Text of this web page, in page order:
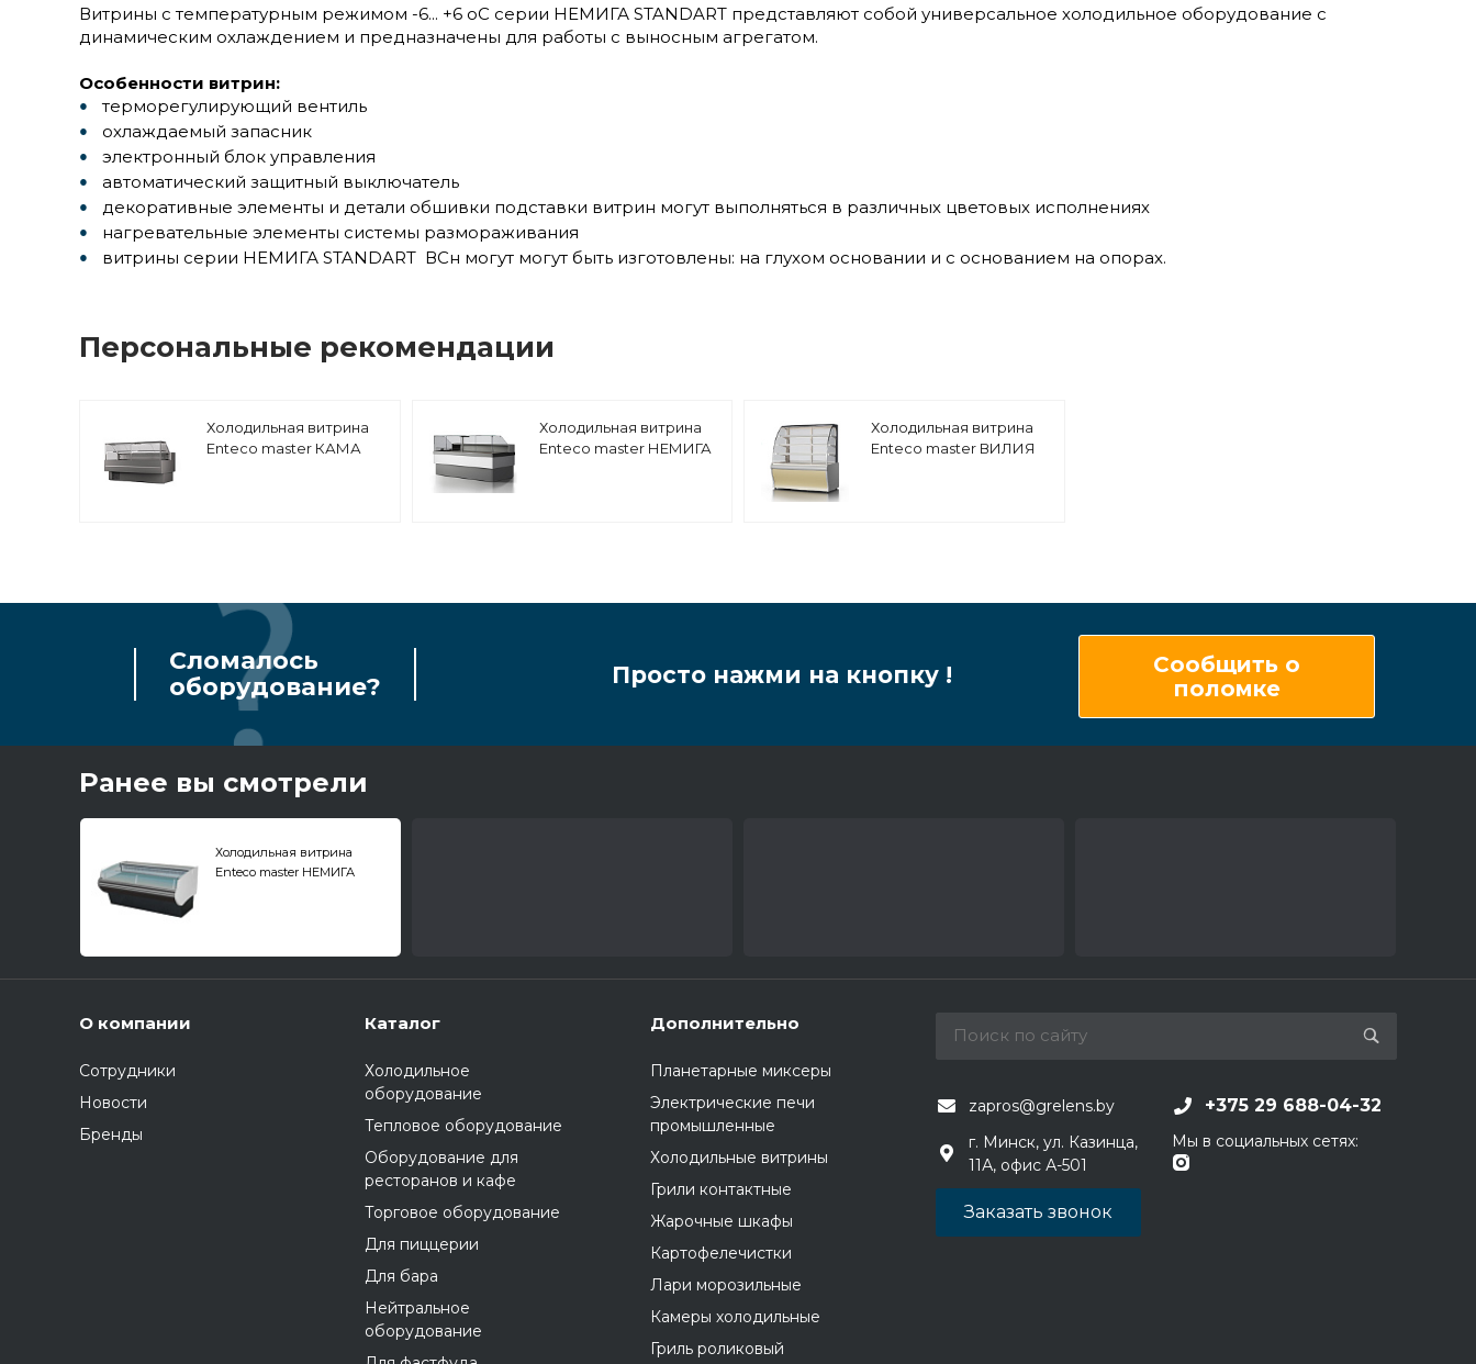
Витрины с температурным режимом -6... +6 оС серии НЕМИГА STANDART представляют собой универсальное холодильное оборудование с
динамическим охлаждением и предназначены для работы с выносным агрегатом.
Особенности витрин:
терморегулирующий вентиль
охлаждаемый запасник
электронный блок управления
автоматический защитный выключатель
декоративные элементы и детали обшивки подставки витрин могут выполняться в различных цветовых исполнениях
нагревательные элементы системы размораживания
витрины серии НЕМИГА STANDART ВСн могут могут быть изготовлены: на глухом основании и с основанием на опорах.
Персональные рекомендации
Холодильная витрина
Enteco master КАМА
Холодильная витрина
Enteco master НЕМИГА
Холодильная витрина
Enteco master ВИЛИЯ
Сломалось
оборудование?
Просто нажми на кнопку !
Сообщить о
поломке
Ранее вы смотрели
Холодильная витрина
Enteco master НЕМИГА
О компании
Сотрудники
Новости
Бренды
Каталог
Холодильное
оборудование
Тепловое оборудование
Оборудование для
ресторанов и кафе
Торговое оборудование
Для пиццерии
Для бара
Нейтральное
оборудование
Дополнительно
Планетарные миксеры
Электрические печи
промышленные
Холодильные витрины
Грили контактные
Жарочные шкафы
Картофелечистки
Лари морозильные
Камеры холодильные
Гриль роликовый
zapros@grelens.by +375 29 688-04-32
г. Минск, ул. Казинца,
11А, офис А-501
Мы в социальных сетях:
Заказать звонок